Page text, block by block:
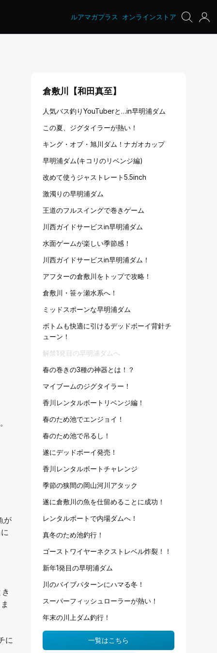
ルアマガプラス オンラインストア
が
に
倉敷川【和田真至】
人気バス釣りYouTuberと…in早明浦ダム
この夏、ジグタイラーが熱い！
キング・オブ・旭川ダム！ナガオカップ
早明浦ダム(キコリのリベンジ編)
改めて使うジャストレート5.5inch
激濁りの早明浦ダム
王道のフルスイングで巻きゲーム
川西ガイドサービスin早明浦ダム
水面ゲームが楽しい季節感！
川西ガイドサービスin早明浦ダム！
アフターの倉敷川をトップで攻略！
倉敷川・笹ヶ瀬水系へ！
ミッドスポーンな早明浦ダム
ボトムも快適に引けるデッドボーイ背針チ
ューン！
解禁1発目の早明浦ダムへ
春の巻きの3種の神器とは！？
マイブームのジグタイラー！
香川レンタルボートリベンジ編！
春のため池でエンジョイ！
春のため池で吊るし！
遂にデッドボーイ発売！
香川レンタルボートチャレンジ
季節の狭間の岡山河川アタック
遂に倉敷川の魚を仕留めることに成功！
レンタルボートで内場ダムへ！
真冬のため池釣行！
ゴーストワイヤーネクストレベル炸裂！！
新年1発目の早明浦ダム
川のバイブパターンにハマる冬！
スーパーフィッシュローラーが熱い！
年末の川上ダム釣行！
一覧はこちら